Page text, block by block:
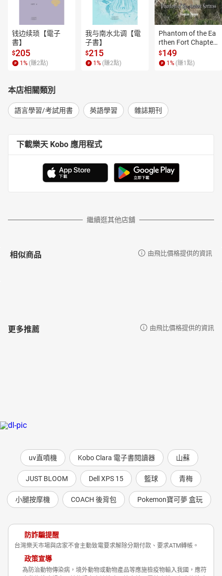
钱边续琐【電子
書】
$205
1 % (賺2點)
我与南水北调【電
子書】
$215
1 % (賺2點)
Phantom of the Ea
rthen Fort Chapter
4【有聲書】
$149
1 % (賺1 點)
本店相關類別
語言學習/考試用書 英語學習 雜誌期刊
下載樂天 Kobo 應用程式
繼續逛其他店舖
相似商品 由飛比價格提供的資訊
更多推薦 由飛比價格提供的資訊
uv直噴機 Kobo Clara 電子書閱讀器 山蘇
JUST BLOOM Dell XPS 15 籃球 青梅
小腿按摩機 COACH 後背包 Pokemon寶可夢 盒玩
防詐騙提醒
台灣樂天市場與店家不會主動致電要求解除分期付款、要求ATM轉帳。
政策宣導
為防治動物傳染病，境外動物或動物產品等應施檢疫物輸入我國，應符